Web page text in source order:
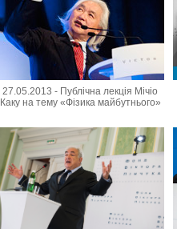
27.05.2013 - Публічна лекція Мічіо
Каку на тему «Фізика майбутнього»